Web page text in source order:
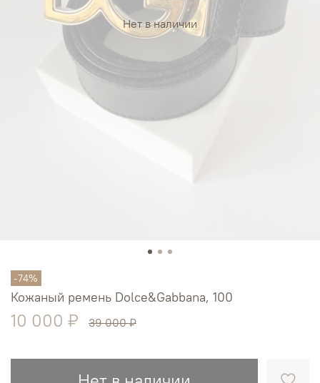
Нет в наличии
-74%
Кожаный ремень Dolce&Gabbana, 100
10 000 ₽ 39 000 ₽